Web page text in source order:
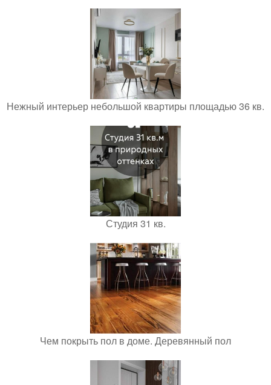
Нежный интерьер небольшой квартиры площадью 36 кв.
Студия 31 кв.
Чем покрыть пол в доме. Деревянный пол